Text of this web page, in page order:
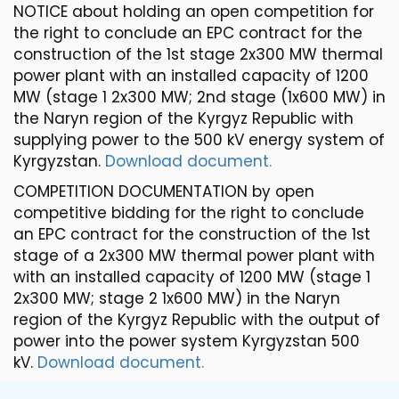
NOTICE about holding an open competition for
the right to conclude an EPC contract for the
construction of the 1st stage 2x300 MW thermal
power plant with an installed capacity of 1200
MW (stage 1 2x300 MW; 2nd stage (1x600 MW) in
the Naryn region of the Kyrgyz Republic with
supplying power to the 500 kV energy system of
Kyrgyzstan. Download document.
COMPETITION DOCUMENTATION by open
competitive bidding for the right to conclude
an EPC contract for the construction of the 1st
stage of a 2x300 MW thermal power plant with
with an installed capacity of 1200 MW (stage 1
2x300 MW; stage 2 1x600 MW) in the Naryn
region of the Kyrgyz Republic with the output of
power into the power system Kyrgyzstan 500
kV. Download document.